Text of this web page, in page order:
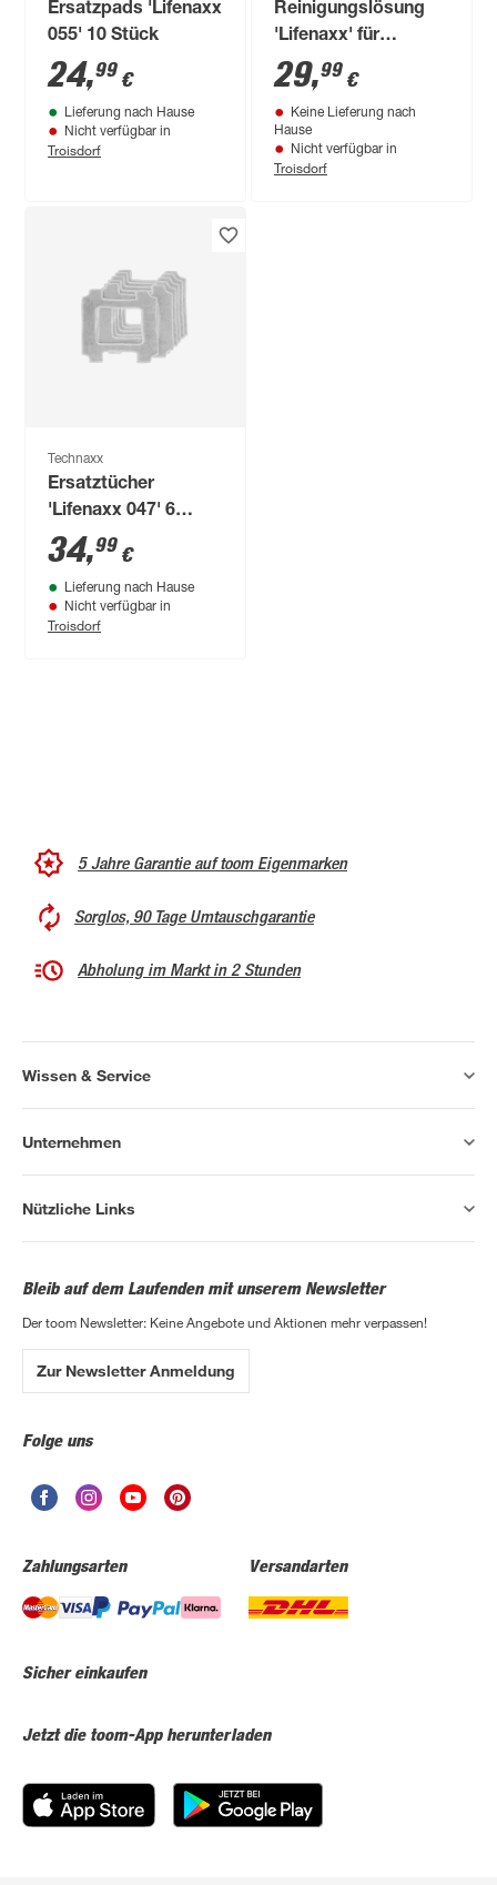
Ersatzpads 'Lifenaxx
055' 10 Stück
24,99 €
Lieferung nach Hause
Nicht verfügbar in
Troisdorf
Reinigungslösung
'Lifenaxx' für
Fensterroboter 1 l
29,99 €
Keine Lieferung nach
Hause
Nicht verfügbar in
Troisdorf
Technaxx
Ersatztücher
'Lifenaxx 047' 6
Stück
34,99 €
Lieferung nach Hause
Nicht verfügbar in
Troisdorf
5 Jahre Garantie auf toom Eigenmarken
Sorglos, 90 Tage Umtauschgarantie
Abholung im Markt in 2 Stunden
Wissen & Service
Unternehmen
Nützliche Links
Bleib auf dem Laufenden mit unserem Newsletter
Der toom Newsletter: Keine Angebote und Aktionen mehr verpassen!
Zur Newsletter Anmeldung
Folge uns
Zahlungsarten Versandarten
Sicher einkaufen
Jetzt die toom-App herunterladen